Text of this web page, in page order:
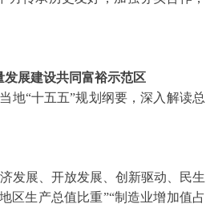
展建设共同富裕示范区
地“十五五”规划纲要，深入解读总
发展、开放发展、创新驱动、民生
区生产总值比重”“制造业增加值占